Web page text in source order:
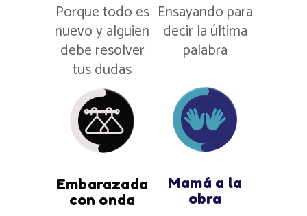
Porque todo es
nuevo y alguien
debe resolver
tus dudas
Embarazada
con onda
Ensayando para
decir la última
palabra
Mamá a la
obra